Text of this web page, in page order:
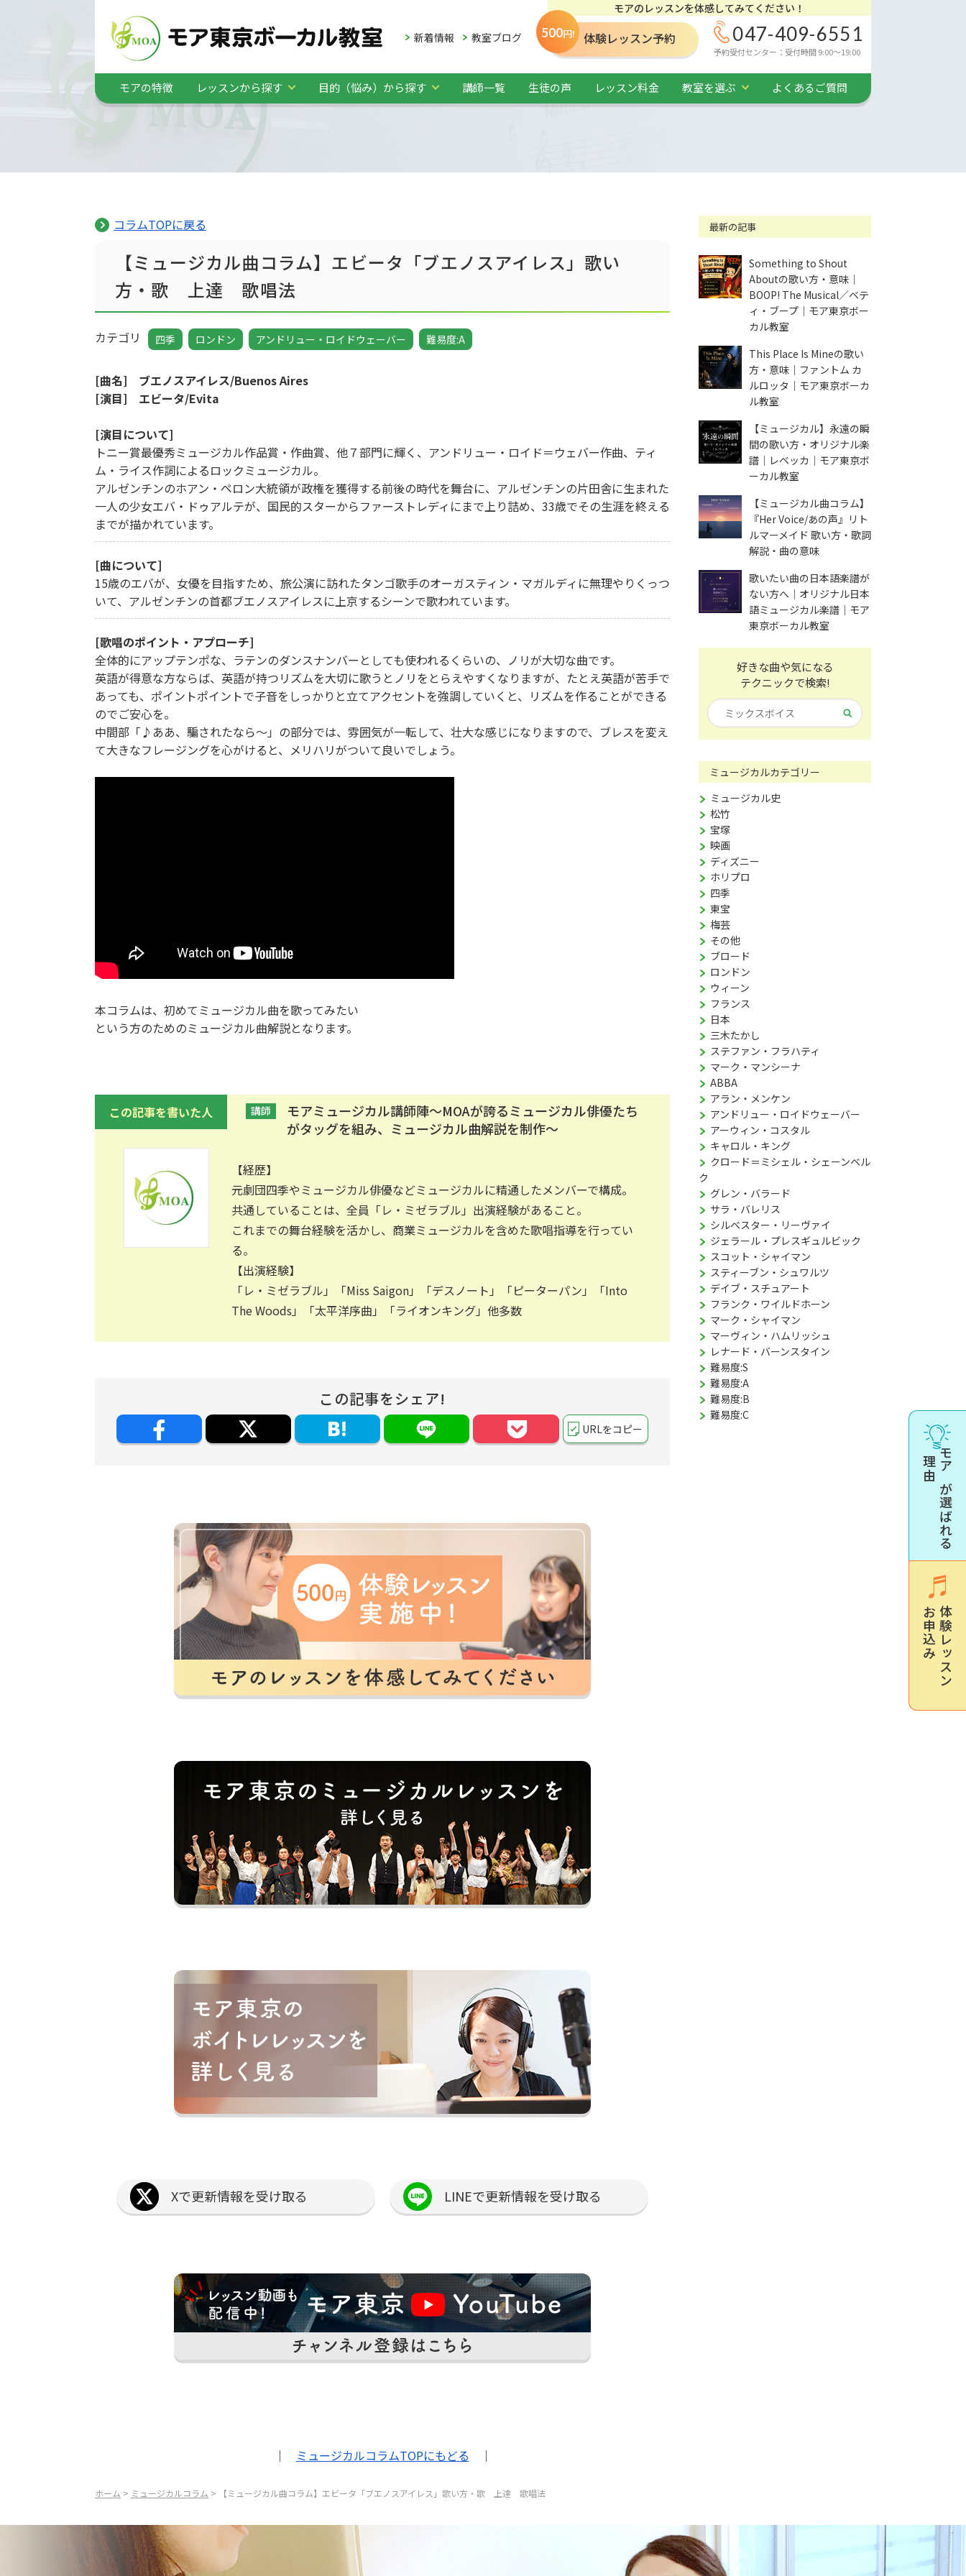
新着情報 教室ブログ
モアのレッスンを体感してみてください！
500円! 体験レッスン予約 047-409-6551
予約受付センター：受付時間 9:00～19:00
モアの特徴 レッスンから探す 目的（悩み）から探す 講師一覧 生徒の声 レッスン料金 教室を選ぶ よくあるご質問
コラムTOPに戻る
【ミュージカル曲コラム】エビータ「ブエノスアイレス」歌い
方・歌 上達 歌唱法
カテゴリ 四季 ロンドン アンドリュー・ロイドウェーバー 難易度:A
[曲名] ブエノスアイレス/Buenos Aires
[演目] エビータ/Evita
[演目について]
トニー賞最優秀ミュージカル作品賞・作曲賞、他７部門に輝く、アンドリュー・ロイド＝ウェバー作曲、ティ
ム・ライス作詞によるロックミュージカル。
アルゼンチンのホアン・ペロン大統領が政権を獲得する前後の時代を舞台に、アルゼンチンの片田舎に生まれた
一人の少女エバ・ドゥアルテが、国民的スターからファーストレディにまで上り詰め、33歳でその生涯を終える
までが描かれています。
[曲について]
15歳のエバが、女優を目指すため、旅公演に訪れたタンゴ歌手のオーガスティン・マガルディに無理やりくっつ
いて、アルゼンチンの首都ブエノスアイレスに上京するシーンで歌われています。
[歌唱のポイント・アプローチ]
全体的にアップテンポな、ラテンのダンスナンバーとしても使われるくらいの、ノリが大切な曲です。
英語が得意な方ならば、英語が持つリズムを大切に歌うとノリをとらえやすくなりますが、たとえ英語が苦手で
あっても、ポイントポイントで子音をしっかりと立てアクセントを強調していくと、リズムを作ることができる
のでご安心を。
中間部「♪ああ、騙されたなら～」の部分では、雰囲気が一転して、壮大な感じになりますので、ブレスを変え
て大きなフレージングを心がけると、メリハリがついて良いでしょう。
本コラムは、初めてミュージカル曲を歌ってみたい
という方のためのミュージカル曲解説となります。
この記事を書いた人 講師
モアミュージカル講師陣～MOAが誇るミュージカル俳優たち
がタッグを組み、ミュージカル曲解説を制作～
【経歴】
元劇団四季やミュージカル俳優などミュージカルに精通したメンバーで構成。
共通していることは、全員「レ・ミゼラブル」出演経験があること。
これまでの舞台経験を活かし、商業ミュージカルを含めた歌唱指導を行ってい
る。
【出演経験】
「レ・ミゼラブル」「Miss Saigon」「デスノート」「ピーターパン」「Into
The Woods」「太平洋序曲」「ライオンキング」他多数
この記事をシェア!
URLをコピー
Xで更新情報を受け取る LINEで更新情報を受け取る
｜ ミュージカルコラムTOPにもどる ｜
最新の記事
Something to Shout
Aboutの歌い方・意味｜
BOOP! The Musical／ベテ
ィ・ブープ｜モア東京ボー
カル教室
This Place Is Mineの歌い
方・意味｜ファントム カ
ルロッタ｜モア東京ボーカ
ル教室
【ミュージカル】永遠の瞬
間の歌い方・オリジナル楽
譜｜レベッカ｜モア東京ボ
ーカル教室
【ミュージカル曲コラム】
『Her Voice/あの声』リト
ルマーメイド 歌い方・歌詞
解説・曲の意味
歌いたい曲の日本語楽譜が
ない方へ｜オリジナル日本
語ミュージカル楽譜｜モア
東京ボーカル教室
好きな曲や気になる
テクニックで検索!
ミュージカルカテゴリー
ミュージカル史
松竹
宝塚
映画
ディズニー
ホリプロ
四季
東宝
梅芸
その他
ブロード
ロンドン
ウィーン
フランス
日本
三木たかし
ステファン・フラハティ
マーク・マンシーナ
ABBA
アラン・メンケン
アンドリュー・ロイドウェーバー
アーウィン・コスタル
キャロル・キング
クロード＝ミシェル・シェーンベル
ク
グレン・バラード
サラ・バレリス
シルベスター・リーヴァイ
ジェラール・プレスギュルビック
スコット・シャイマン
スティーブン・シュワルツ
デイブ・スチュアート
フランク・ワイルドホーン
マーク・シャイマン
マーヴィン・ハムリッシュ
レナード・バーンスタイン
難易度:S
難易度:A
難易度:B
難易度:C
ホーム > ミュージカルコラム > 【ミュージカル曲コラム】エビータ「ブエノスアイレス」歌い方・歌 上達 歌唱法
モアが選ばれる
理由
体験レッスン
お申込み